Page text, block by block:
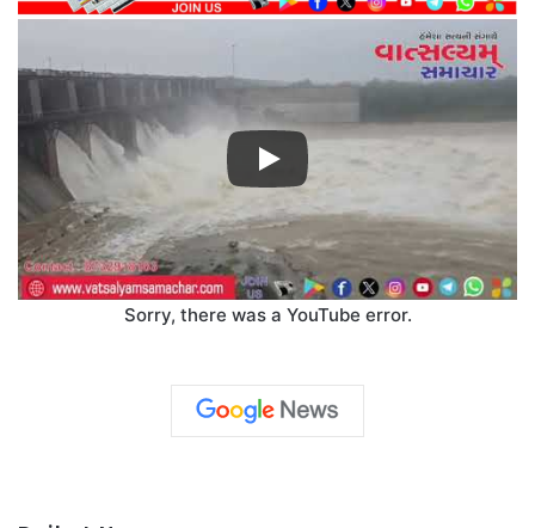
Sorry, there was a YouTube error.